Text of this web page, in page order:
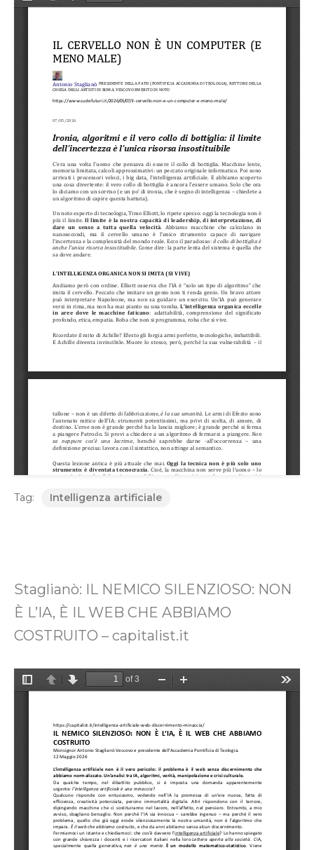
Tag: Intelligenza artificiale
Staglianò: IL NEMICO SILENZIOSO: NON
È L’IA, È IL WEB CHE ABBIAMO
COSTRUITO – capitalist.it